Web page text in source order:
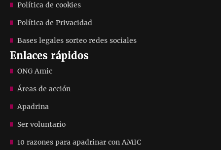
Política de cookies
Política de Privacidad
Bases legales sorteo redes sociales
Enlaces rápidos
ONG Amic
Áreas de acción
Apadrina
Ser voluntario
10 razones para apadrinar con AMIC